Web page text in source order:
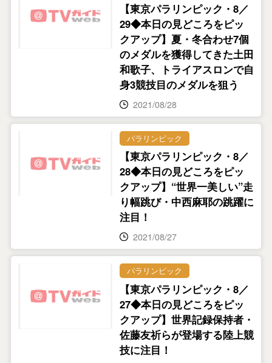
【東京パラリンピック・8／
29◆本日の見どころをピッ
クアップ】夏・冬合わせ7個
のメダルを獲得してきた土田
和歌子、トライアスロンで自
身3競技目のメダルを狙う
2021/08/28
パラリンピック
【東京パラリンピック・8／
28◆本日の見どころをピッ
クアップ】“世界一美しい”走
り幅跳び・中西麻耶の跳躍に
注目！
2021/08/27
パラリンピック
【東京パラリンピック・8／
27◆本日の見どころをピッ
クアップ】世界記録保持者・
佐藤友祈らが登場する陸上競
技に注目！